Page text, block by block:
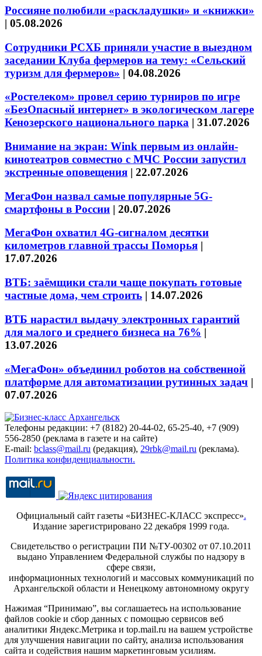
Россияне полюбили «раскладушки» и «книжки»
| 05.08.2026
Сотрудники РСХБ приняли участие в выездном
заседании Клуба фермеров на тему: «Сельский
туризм для фермеров» | 04.08.2026
«Ростелеком» провел серию турниров по игре
«БезОпасный интернет» в экологическом лагере
Кенозерского национального парка | 31.07.2026
Внимание на экран: Wink первым из онлайн-
кинотеатров совместно с МЧС России запустил
экстренные оповещения | 22.07.2026
МегаФон назвал самые популярные 5G-
смартфоны в России | 20.07.2026
МегаФон охватил 4G-сигналом десятки
километров главной трассы Поморья |
17.07.2026
ВТБ: заёмщики стали чаще покупать готовые
частные дома, чем строить | 14.07.2026
ВТБ нарастил выдачу электронных гарантий
для малого и среднего бизнеса на 76% |
13.07.2026
«МегаФон» объединил роботов на собственной
платформе для автоматизации рутинных задач |
07.07.2026
Телефоны редакции: +7 (8182) 20-44-02, 65-25-40, +7 (909)
556-2850 (реклама в газете и на сайте)
E-mail: bclass@mail.ru (редакция), 29rbk@mail.ru (реклама).
Политика конфиденциальности.
Официальный сайт газеты «БИЗНЕС-КЛАСС экспресс».
Издание зарегистрировано 22 декабря 1999 года.
Свидетельство о регистрации ПИ №ТУ-00302 от 07.10.2011
выдано Управлением Федеральной службы по надзору в
сфере связи,
информационных технологий и массовых коммуникаций по
Архангельской области и Ненецкому автономному округу
Нажимая “Принимаю”, вы соглашаетесь на использование
файлов cookie и сбор данных с помощью сервисов веб
аналитики Яндекс.Метрика и top.mail.ru на вашем устройстве
для улучшения навигации по сайту, анализа использования
сайта и содействия нашим маркетинговым усилиям.